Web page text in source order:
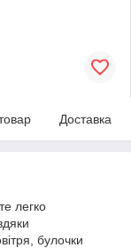
Доставка
легко
булочки